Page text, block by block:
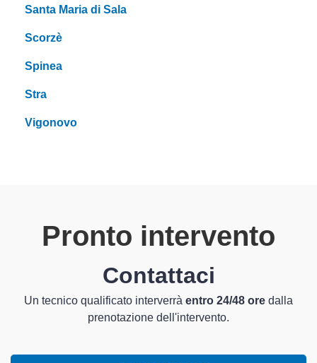
Santa Maria di Sala
Scorzè
Spinea
Stra
Vigonovo
Pronto intervento
Contattaci
Un tecnico qualificato interverrà entro 24/48 ore dalla
prenotazione dell'intervento.